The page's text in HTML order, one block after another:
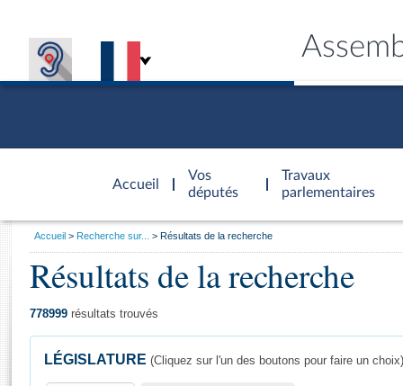
Accueil
d'accueil
Vos
députés
Travaux
parlementaires
Général
Vous
Accueil Recherche sur... Résultats de la recherche
Résultats de la recherche
778999 résultats trouvés
LÉGISLATURE (Cliquez sur l'un des boutons pour faire un choix)